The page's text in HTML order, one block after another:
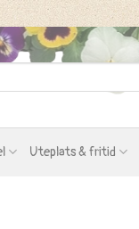
Uteplats & fritid